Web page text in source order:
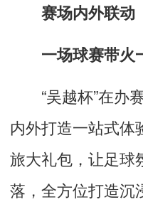
赛场内外联动
一场球赛带火
“吴越杯”在办
内外打造一站式体
旅大礼包，让足球
落，全方位打造沉